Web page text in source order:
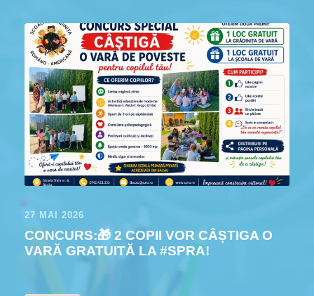
27 MAI 2026
CONCURS:🎁 2 COPII VOR CÂȘTIGA O
VARĂ GRATUITĂ LA #SPRA!